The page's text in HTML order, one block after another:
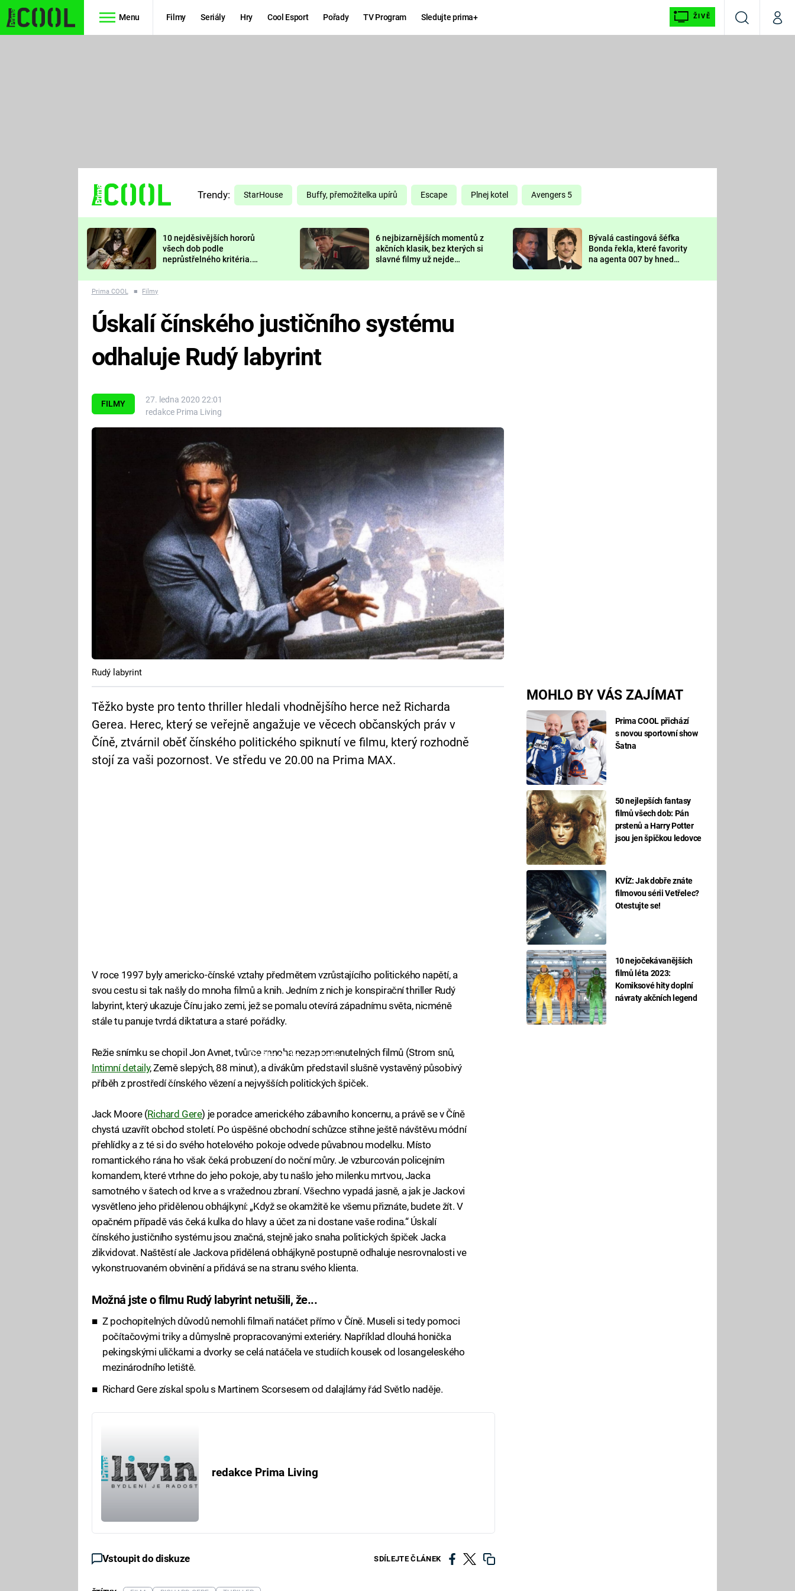
Menu Filmy Seriály Hry Cool Esport Pořady TV Program Sledujte prima+ ŽIVĚ
VyhledáváníMůj
TŘESKU
FUTURAMA
PREDÁTOR
DELIVERANCE
KOMEDIE
CHUCK
NORRIS
DEADPOOL
Prima LAJK
Sledujte nás
Trendy: StarHouse Buffy, přemožitelka upírů Escape Plnej kotel Avengers 5
10 nejděsivějších hororů
všech dob podle
neprůstřelného kritéria.
nejvíc zvednou tep?
6 nejbizarnějších momentů z
akčních klasik, bez kterých si
slavné filmy už nejde
Bývalá castingová šéfka
Bonda řekla, které favority
na agenta 007 by hned
Prima COOL ■ Filmy
FILMY
27. ledna 2020 22:01
redakce Prima Living
MOHLO BY VÁS ZAJÍMAT
Prima COOL přichází
s novou sportovní show
Šatna
50 nejlepších fantasy
filmů všech dob: Pán
prstenů a Harry Potter
jsou jen špičkou ledovce
KVÍZ: Jak dobře znáte
filmovou sérii Vetřelec?
Otestujte se!
10 nejočekávanějších
filmů léta 2023:
Komiksové hity doplní
návraty akčních legend
Úskalí čínského justičního systému
odhaluje Rudý labyrint
Rudý labyrint
Těžko byste pro tento thriller hledali vhodnějšího herce než Richarda
Gerea. Herec, který se veřejně angažuje ve věcech občanských práv v
Číně, ztvárnil oběť čínského politického spiknutí ve filmu, který rozhodně
stojí za vaši pozornost. Ve středu ve 20.00 na Prima MAX.
V roce 1997 byly americko-čínské vztahy předmětem vzrůstajícího politického napětí, a
svou cestu si tak našly do mnoha filmů a knih. Jedním z nich je konspirační thriller Rudý
labyrint, který ukazuje Čínu jako zemi, jež se pomalu otevírá západnímu světa, nicméně
stále tu panuje tvrdá diktatura a staré pořádky.
Failed to fetch
Režie snímku se chopil Jon Avnet, tvůrce mnoha nezapomenutelných filmů (Strom snů,
Intimní detaily, Země slepých, 88 minut), a divákům představil slušně vystavěný působivý
příběh z prostředí čínského vězení a nejvyšších politických špiček.
Jack Moore (Richard Gere) je poradce amerického zábavního koncernu, a právě se v Číně
chystá uzavřít obchod století. Po úspěšné obchodní schůzce stihne ještě návštěvu módní
přehlídky a z té si do svého hotelového pokoje odvede půvabnou modelku. Místo
romantického rána ho však čeká probuzení do noční můry. Je vzburcován policejním
komandem, které vtrhne do jeho pokoje, aby tu našlo jeho milenku mrtvou, Jacka
samotného v šatech od krve a s vražednou zbraní. Všechno vypadá jasně, a jak je Jackovi
vysvětleno jeho přidělenou obhájkyní: „Když se okamžitě ke všemu přiznáte, budete žít. V
opačném případě vás čeká kulka do hlavy a účet za ni dostane vaše rodina.“ Úskalí
čínského justičního systému jsou značná, stejně jako snaha politických špiček Jacka
zlikvidovat. Naštěstí ale Jackova přidělená obhájkyně postupně odhaluje nesrovnalosti ve
vykonstruovaném obvinění a přidává se na stranu svého klienta.
Možná jste o filmu Rudý labyrint netušili, že...
Z pochopitelných důvodů nemohli filmaři natáčet přímo v Číně. Museli si tedy pomoci
počítačovými triky a důmyslně propracovanými exteriéry. Například dlouhá honička
pekingskými uličkami a dvorky se celá natáčela ve studiích kousek od losangeleského
mezinárodního letiště.
Richard Gere získal spolu s Martinem Scorsesem od dalajlámy řád Světlo naděje.
redakce Prima Living
Vstoupit do diskuze SDÍLEJTE ČLÁNEK